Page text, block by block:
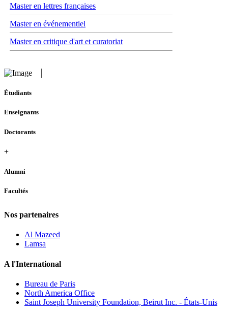
Master en lettres françaises
Master en événementiel
Master en critique d'art et curatoriat
Étudiants
Enseignants
Doctorants
+
Alumni
Facultés
Nos partenaires
Al Mazeed
Lamsa
A l'International
Bureau de Paris
North America Office
Saint Joseph University Foundation, Beirut Inc. - États-Unis